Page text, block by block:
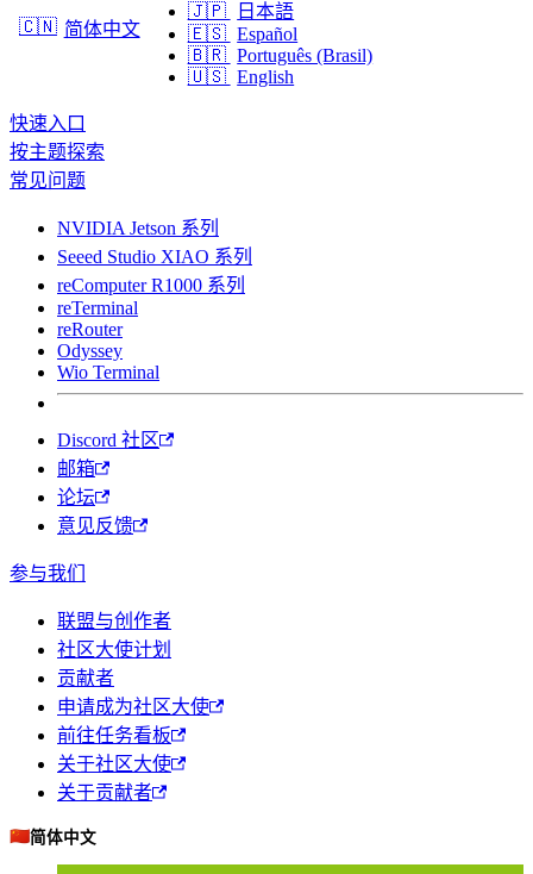
🇨🇳 简体中文
🇯🇵
日本語
🇪🇸 Español
🇧🇷 Português (Brasil)
🇺🇸 English
快速入口
按主题探索
常见问题
NVIDIA Jetson 系列
Seeed Studio XIAO 系列
reComputer R1000 系列
reTerminal
reRouter
Odyssey
Wio Terminal
Discord 社区
邮箱
论坛
意见反馈
参与我们
联盟与创作者
社区大使计划
贡献者
申请成为社区大使
前往任务看板
关于社区大使
关于贡献者
🇨🇳简体中文